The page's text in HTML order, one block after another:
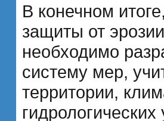
В конечном
защиты от
необходимо
систему мер,
территории,